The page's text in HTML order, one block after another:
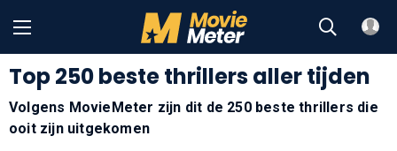
Top 250 beste thrillers aller tijden
Volgens MovieMeter zijn dit de 250 beste thrillers die
ooit zijn uitgekomen